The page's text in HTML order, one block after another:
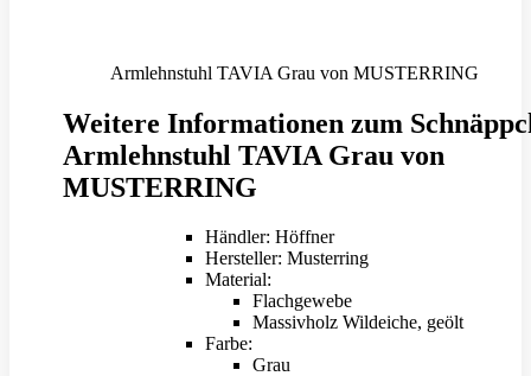
Armlehnstuhl TAVIA Grau von MUSTERRING
Weitere Informationen zum
Armlehnstuhl TAVIA Grau von
MUSTERRING
Händler: Höffner
Hersteller: Musterring
Material:
Flachgewebe
Massivholz Wildeiche, geölt
Farbe:
Grau